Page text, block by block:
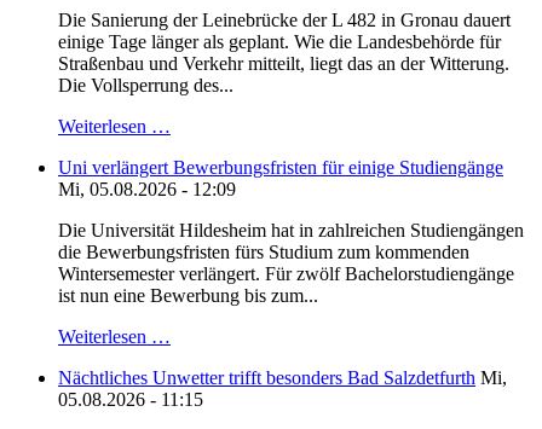
Die Sanierung der Leinebrücke der L 482 in Gronau dauert
einige Tage länger als geplant. Wie die Landesbehörde für
Straßenbau und Verkehr mitteilt, liegt das an der Witterung.
Die Vollsperrung des...
Weiterlesen …
Uni verlängert Bewerbungsfristen für einige Studiengänge
Mi, 05.08.2026 - 12:09
Die Universität Hildesheim hat in zahlreichen Studiengängen
die Bewerbungsfristen fürs Studium zum kommenden
Wintersemester verlängert. Für zwölf Bachelorstudiengänge
ist nun eine Bewerbung bis zum...
Weiterlesen …
Nächtliches Unwetter trifft besonders Bad Salzdetfurth Mi,
05.08.2026 - 11:15